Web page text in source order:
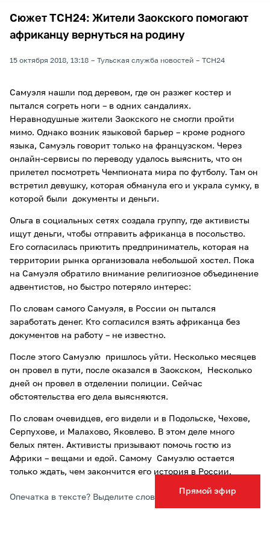
Прямой эфир
Сюжет ТСН24: Жители Заокского помогают
африканцу вернуться на родину
15 октября 2018, 13:18 Тульская служба новостей ТСН24
Самуэля нашли под деревом, где он разжег костер и
пытался согреть ноги – в одних сандалиях.
Неравнодушные жители Заокского не смогли пройти
мимо. Однако возник языковой барьер – кроме родного
языка, Самуэль говорит только на французском. Через
онлайн-сервисы по переводу удалось выяснить, что он
прилетел посмотреть Чемпионата мира по футболу. Там он
встретил девушку, которая обманула его и украла сумку, в
которой были документы и деньги.
Ольга в социальных сетях создала группу, где активисты
ищут деньги, чтобы отправить африканца в посольство.
Его согласилась приютить предприниматель, которая на
территории рынка организовала небольшой хостел. Пока
на Самуэля обратило внимание религиозное объединение
адвентистов, но быстро потеряло интерес:
По словам самого Самуэля, в России он пытался
заработать денег. Кто согласился взять африканца без
документов на работу – не известно.
После этого Самуэлю пришлось уйти. Несколько месяцев
он провел в пути, после оказался в Заокском, Несколько
дней он провел в отделении полиции. Сейчас
обстоятельства его дела выясняются.
По словам очевидцев, его видели и в Подольске, Чехове,
Серпухове, и Малахово, Яковлево. В этом деле много
белых пятен. Активисты призывают помочь гостю из
Африки – вещами и едой. Самому Самуэлю остается
только ждать, чем закончится его история в России.
Опечатка в тексте? Выделите слово и нажмите Ctrl+Enter